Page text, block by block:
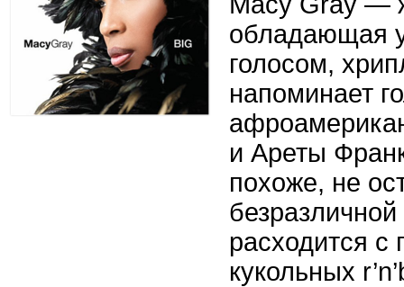
обладающая
голосом,
напоминает
и Ареты
похоже, не
расходится с
кукольных